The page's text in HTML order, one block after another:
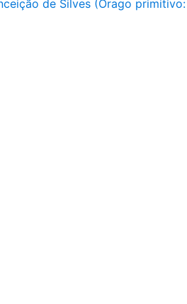
de Silves (Orago